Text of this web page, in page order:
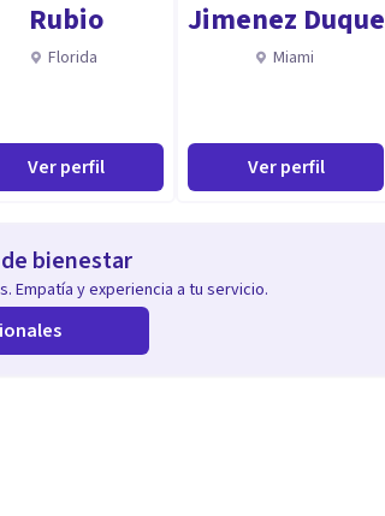
Rubio
Florida
Ver perfil
Jimenez Duque
Miami
Ver perfil
bienestar
Empatía y experiencia a tu servicio.